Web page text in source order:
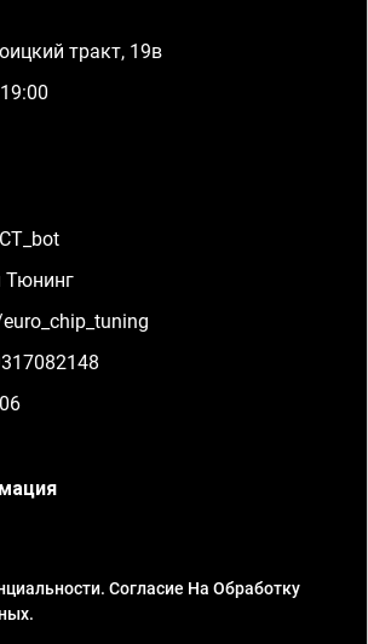
тракт, 19в
Тюнинг
Согласие На Обработку